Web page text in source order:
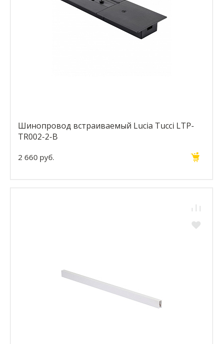
Шинопровод встраиваемый Lucia Tucci LTP-
TR002-2-B
2 660 руб.